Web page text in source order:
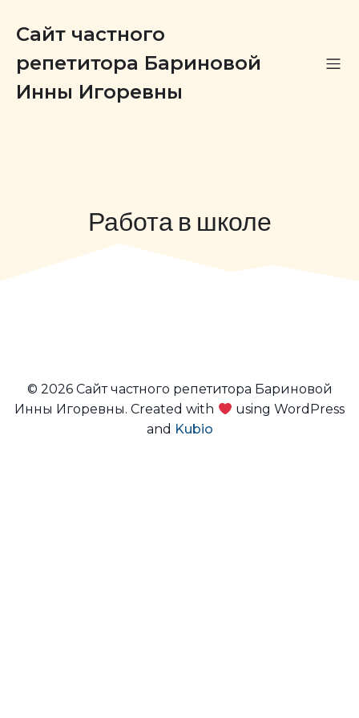
Сайт частного
репетитора Бариновой
Инны Игоревны
Работа в школе
© 2026 Сайт частного репетитора Бариновой
Инны Игоревны. Created with
using WordPress
and Kubio